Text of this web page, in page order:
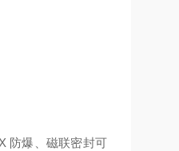
防爆、磁联密封可